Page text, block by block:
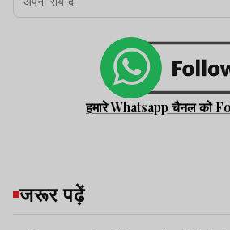
हमारे Whatsapp चैनल को
जरूर पढ़ें